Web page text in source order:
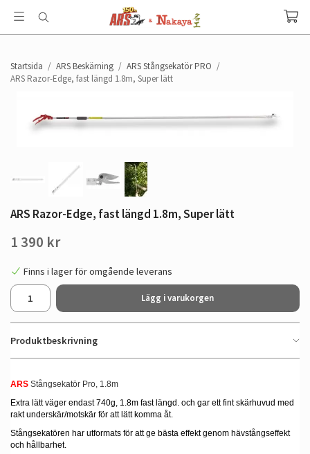
Startsida / ARS Beskärning / ARS Stångsekatör PRO /
ARS Razor-Edge, fast längd 1.8m, Super lätt
ARS Razor-Edge, fast längd 1.8m, Super lätt
1 390 kr
Finns i lager för omgående leverans
Lägg i varukorgen
Produktbeskrivning
ARS Stångsekatör Pro, 1.8m
Extra lätt väger endast 740g, 1.8m fast längd. och gar ett fint skärhuvud med
rakt underskär/motskär för att lätt komma åt.
Stångsekatören har utformats för att ge bästa effekt genom hävstångseffekt
och hållbarhet.